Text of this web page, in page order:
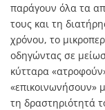
παράγουν όλα τα
τους και τη
χρόνου, το
οδηγώντας σε
κύτταρα
«επικοινωνήσουν»
τη δραστηριότητά